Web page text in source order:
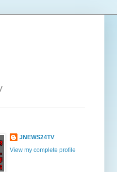
JNEWS24TV
View my complete profile